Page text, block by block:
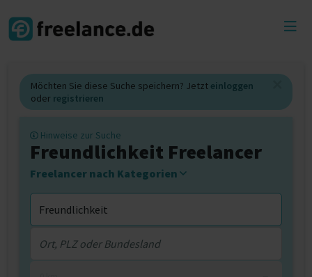
Möchten Sie diese Suche speichern? Jetzt einloggen
oder registrieren
Hinweise zur Suche
Freundlichkeit Freelancer
Freelancer nach Kategorien